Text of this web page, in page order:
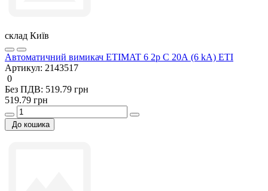
склад Київ
Автоматичний вимикач ETIMAT 6 2p C 20А (6 kA) ETI
Артикул: 2143517
0
Без ПДВ: 519.79 грн
519.79 грн
До кошика